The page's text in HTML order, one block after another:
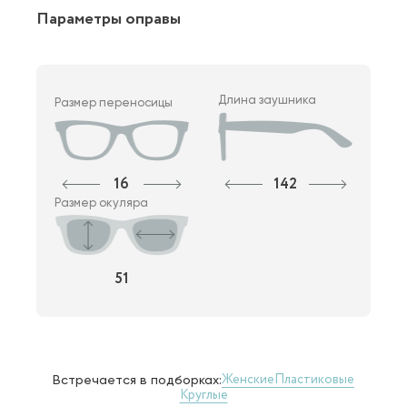
Параметры оправы
Размер переносицы
16
Длина заушника
142
Размер окуляра
51
Встречается в подборках:ЖенскиеПластиковые
Круглые